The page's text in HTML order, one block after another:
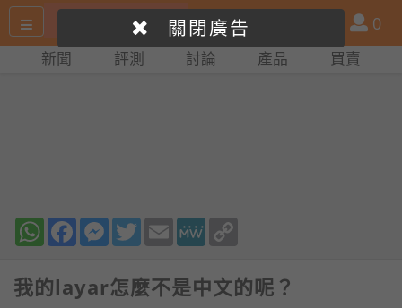
尋
產
品
比
會
員
0
新聞 評測 討論 產品 買賣
WhatsAppFacebookMessenger
TwitterEmail MeWe
我的layar怎麼不是中文的呢？
關閉廣告